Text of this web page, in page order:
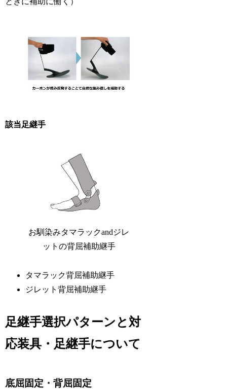
該当足継手
お馴染みタマラックandジレ
ットの背屈補助継手
タマラック背屈補助継手
ジレット背屈補助継手
足継手選択パターンと対
応装具・足継手について
底屈固定・背屈固定